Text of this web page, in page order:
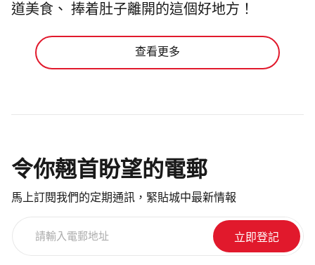
道美食、 捧着肚子離開的這個好地方！
查看更多
令你翹首盼望的電郵
馬上訂閱我們的定期通訊，緊貼城中最新情報